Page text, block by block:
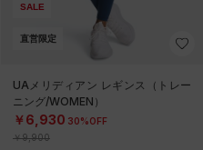
SALE
直営限定
UAメリディアン レギンス（トレー
ニング/WOMEN）
￥6,930 30%OFF
￥9,900